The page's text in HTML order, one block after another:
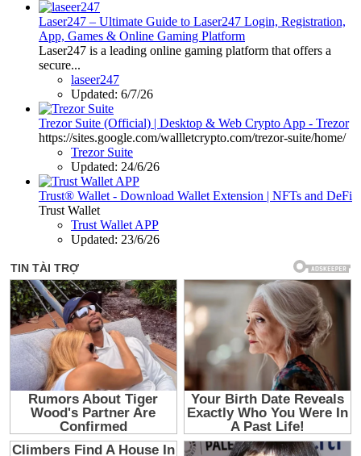
Laser247 – Ultimate Guide to Laser247 Login, Registration,
App, Games & Online Gaming Platform
Laser247 is a leading online gaming platform that offers a
secure...
laseer247
Updated: 6/7/26
Trezor Suite (Official) | Desktop & Web Crypto App - Trezor
https://sites.google.com/wallletcrypto.com/trezor-suite/home/
Trezor Suite
Updated: 24/6/26
Trust® Wallet - Download Wallet Extension | NFTs and DeFi
Trust Wallet
Trust Wallet APP
Updated: 23/6/26